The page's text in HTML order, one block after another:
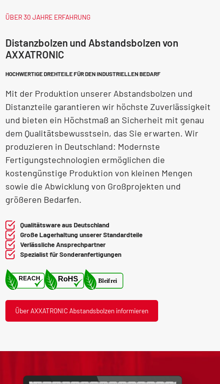
ÜBER 30 JAHRE ERFAHRUNG
Distanzbolzen und Abstandsbolzen von
AXXATRONIC
HOCHWERTIGE DREHTEILE FÜR DEN INDUSTRIELLEN BEDARF
Mit der Produktion unserer Abstandsbolzen und
Distanzteile garantieren wir höchste Zuverlässigkeit
und bieten ein Höchstmaß an Sicherheit mit genau
dem Qualitätsbewusstsein, das Sie erwarten. Wir
produzieren in Deutschland: Modernste
Fertigungstechnologien ermöglichen die
kostengünstige Produktion von kleinen Mengen
sowie die Abwicklung von Großprojekten und
größeren Bedarfen.
Qualitätsware aus Deutschland
Große Lagerhaltung unserer Standardteile
Verlässliche Ansprechpartner
Spezialist für Sonderanfertigungen
Über AXXATRONIC Abstandsbolzen informieren